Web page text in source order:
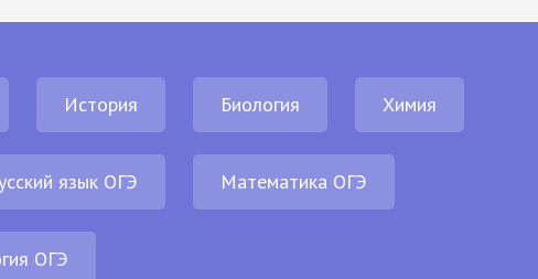
История Биология Химия
язык ОГЭ Математика ОГЭ
ОГЭ